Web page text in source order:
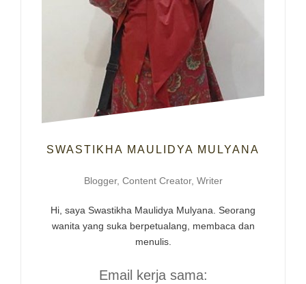
SWASTIKHA MAULIDYA MULYANA
Blogger, Content Creator, Writer
Hi, saya Swastikha Maulidya Mulyana. Seorang
wanita yang suka berpetualang, membaca dan
menulis.
Email kerja sama: